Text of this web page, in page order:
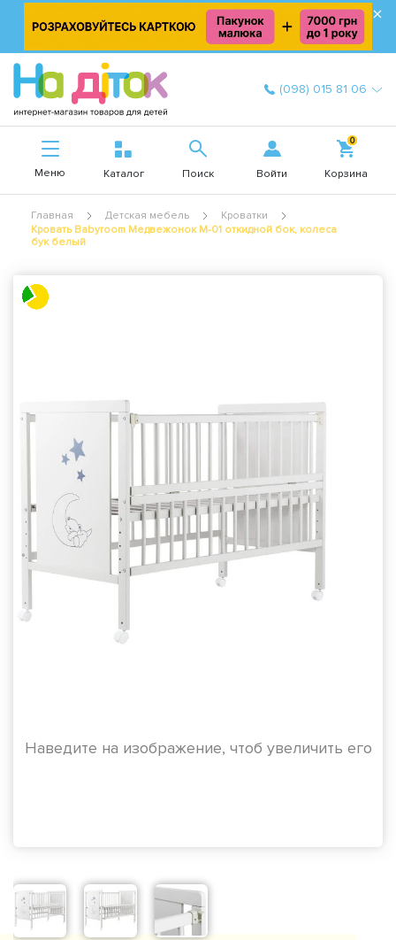
×
(098) 015 81 06
Меню Каталог Поиск Войти
0
Корзина
Главная Детская мебель
Кроватки
Кровать Babyroom Медвежонок M-01 откидной бок, колеса
бук белый
Наведите на изображение, чтоб увеличить его